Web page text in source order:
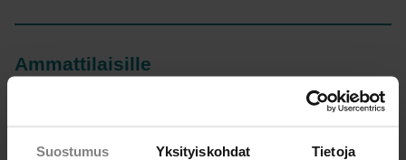
Suostumus Yksityiskohdat Tietoja
Ammattilaisille
Miten ottaa raha-asiat puheeksi asiakastyössä?